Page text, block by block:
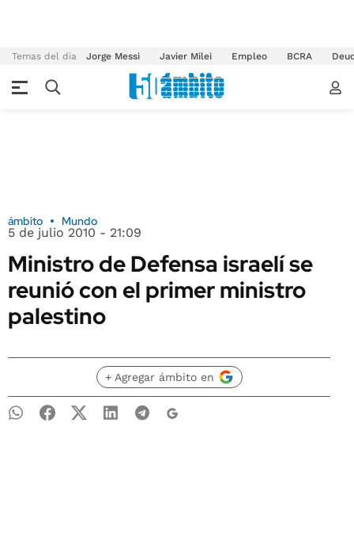
Temas del día Jorge Messi Javier Milei Empleo BCRA
ámbito Mundo
5 de julio 2010 - 21:09
Ministro de Defensa israelí se
reunió con el primer ministro
palestino
+ Agregar ámbito en